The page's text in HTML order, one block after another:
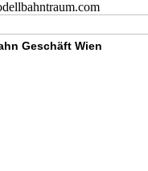
Geschäft Wien